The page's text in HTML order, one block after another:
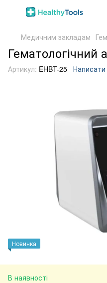
Медичним закладам
Гематологічний
Артикул: EHBT-25 Написати
Новинка
В наявності